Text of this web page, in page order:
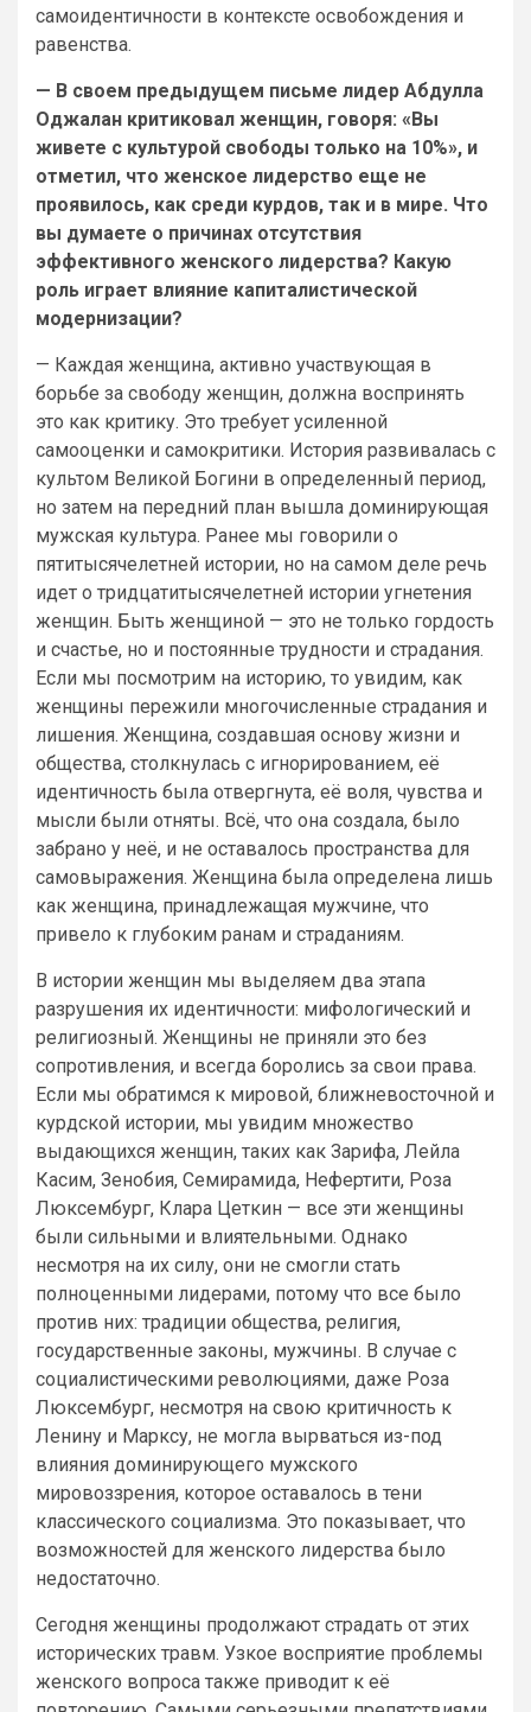
самоидентичности в контексте освобождения и
равенства.
— В своем предыдущем письме лидер Абдулла
Оджалан критиковал женщин, говоря: «Вы
живете с культурой свободы только на 10%», и
отметил, что женское лидерство еще не
проявилось, как среди курдов, так и в мире. Что
вы думаете о причинах отсутствия
эффективного женского лидерства? Какую
роль играет влияние капиталистической
модернизации?
— Каждая женщина, активно участвующая в
борьбе за свободу женщин, должна воспринять
это как критику. Это требует усиленной
самооценки и самокритики. История развивалась с
культом Великой Богини в определенный период,
но затем на передний план вышла доминирующая
мужская культура. Ранее мы говорили о
пятитысячелетней истории, но на самом деле речь
идет о тридцатитысячелетней истории угнетения
женщин. Быть женщиной — это не только гордость
и счастье, но и постоянные трудности и страдания.
Если мы посмотрим на историю, то увидим, как
женщины пережили многочисленные страдания и
лишения. Женщина, создавшая основу жизни и
общества, столкнулась с игнорированием, её
идентичность была отвергнута, её воля, чувства и
мысли были отняты. Всё, что она создала, было
забрано у неё, и не оставалось пространства для
самовыражения. Женщина была определена лишь
как женщина, принадлежащая мужчине, что
привело к глубоким ранам и страданиям.
В истории женщин мы выделяем два этапа
разрушения их идентичности: мифологический и
религиозный. Женщины не приняли это без
сопротивления, и всегда боролись за свои права.
Если мы обратимся к мировой, ближневосточной и
курдской истории, мы увидим множество
выдающихся женщин, таких как Зарифа, Лейла
Касим, Зенобия, Семирамида, Нефертити, Роза
Люксембург, Клара Цеткин — все эти женщины
были сильными и влиятельными. Однако
несмотря на их силу, они не смогли стать
полноценными лидерами, потому что все было
против них: традиции общества, религия,
государственные законы, мужчины. В случае с
социалистическими революциями, даже Роза
Люксембург, несмотря на свою критичность к
Ленину и Марксу, не могла вырваться из-под
влияния доминирующего мужского
мировоззрения, которое оставалось в тени
классического социализма. Это показывает, что
возможностей для женского лидерства было
недостаточно.
Сегодня женщины продолжают страдать от этих
исторических травм. Узкое восприятие проблемы
женского вопроса также приводит к её